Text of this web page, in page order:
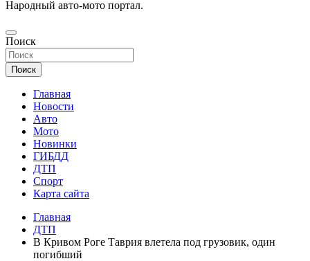
Народный авто-мото портал.
Поиск
Поиск
Главная
Новости
Авто
Мото
Новинки
ГИБДД
ДТП
Спорт
Карта сайта
Главная
ДТП
В Кривом Роге Таврия влетела под грузовик, один
погибший